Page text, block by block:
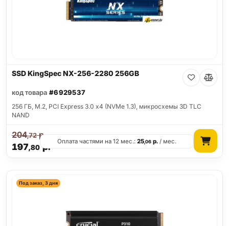
SSD KingSpec NX-256-2280 256GB
код товара #6929537
256 ГБ, M.2, PCI Express 3.0 x4 (NVMe 1.3), микросхемы 3D TLC
NAND
197,80р.
204,72р.
Оплата частями на 12 мес.:25,06 р. / мес.
Под заказ, 3 дня